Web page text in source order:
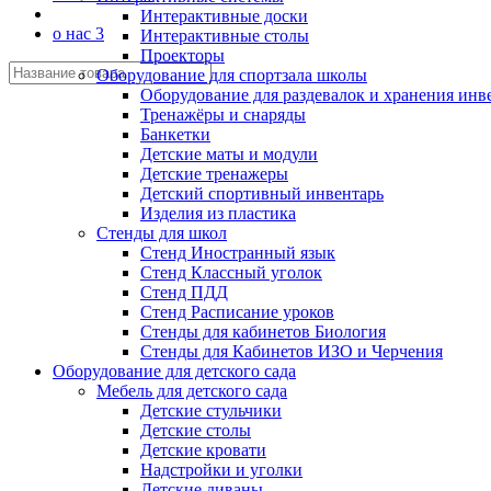
о нас 3
Интерактивные доски
Интерактивные столы
Проекторы
Оборудование для спортзала школы
Оборудование для раздевалок и хранения
Тренажёры и снаряды
Банкетки
Детские маты и модули
Детские тренажеры
Детский спортивный инвентарь
Изделия из пластика
Стенды для школ
Стенд Иностранный язык
Стенд Классный уголок
Стенд ПДД
Стенд Расписание уроков
Стенды для кабинетов Биология
Стенды для Кабинетов ИЗО и Черчения
Оборудование для детского сада
Мебель для детского сада
Детские стульчики
Детские столы
Детские кровати
Надстройки и уголки